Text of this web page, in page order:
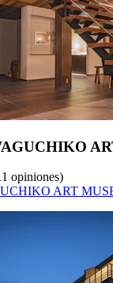
opiniones)
ART